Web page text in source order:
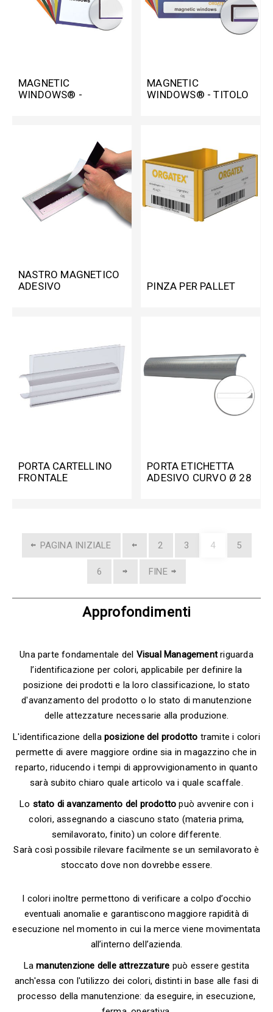
MAGNETIC
WINDOWS® -
MAGNETIC
WINDOWS® - TITOLO
NASTRO MAGNETICO
ADESIVO
PINZA PER PALLET
PORTA CARTELLINO
FRONTALE
PORTA ETICHETTA
ADESIVO CURVO Ø 28
PAGINA INIZIALE 2 3 4 5
6 FINE
Approfondimenti
Una parte fondamentale del Visual Managementriguarda
l’identificazione per colori, applicabile per definire la
posizione dei prodotti e la loro classificazione, lo stato
d'avanzamento del prodotto o lo stato di manutenzione
delle attezzature necessarie alla produzione.
L'identificazione della posizione del prodotto tramite i colori
permette di avere maggiore ordine sia in magazzino che in
reparto, riducendo i tempi di approvvigionamento in quanto
sarà subito chiaro quale articolo va i quale scaffale.
Lo stato di avanzamento del prodotto può avvenire con i
colori, assegnando a ciascuno stato (materia prima,
semilavorato, finito) un colore differente.
Sarà così possibile rilevare facilmente se un semilavorato è
stoccato dove non dovrebbe essere.
I colori inoltre permettono di verificare a colpo d’occhio
eventuali anomalie e garantiscono maggiore rapidità di
esecuzione nel momento in cui la merce viene movimentata
all’interno dell’azienda.
Lamanutenzione delle attrezzature può essere gestita
anch'essa con l'utilizzo dei colori, distinti in base alle fasi di
processo della manutenzione: da eseguire, in esecuzione,